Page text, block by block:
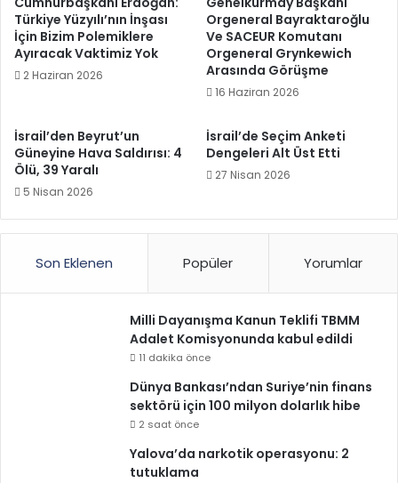
Türkiye Yüzyılı’nın İnşası
İçin Bizim Polemiklere
Ayıracak Vaktimiz Yok
2 Haziran 2026
Orgeneral Bayraktaroğlu
Ve SACEUR Komutanı
Orgeneral Grynkewich
Arasında Görüşme
16 Haziran 2026
İsrail’den Beyrut’un
Güneyine Hava Saldırısı: 4
Ölü, 39 Yaralı
5 Nisan 2026
İsrail’de Seçim Anketi
Dengeleri Alt Üst Etti
27 Nisan 2026
Son Eklenen Popüler Yorumlar
Milli Dayanışma Kanun Teklifi TBMM
Adalet Komisyonunda kabul edildi
11 dakika önce
Dünya Bankası’ndan Suriye’nin finans
sektörü için 100 milyon dolarlık hibe
2 saat önce
Yalova’da narkotik operasyonu: 2
tutuklama